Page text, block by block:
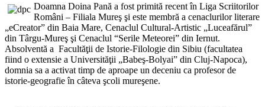
Doamna Doina Pană a fost primită recent în Liga Scriitorilor
Români – Filiala Mureş şi este membră a cenaclurilor literare
„eCreator” din Baia Mare, Cenaclul Cultural-Artistic „Luceafărul”
din Târgu-Mureş şi Cenaclul “Serile Meteorei” din Iernut.
Absolventă a Facultăţii de Istorie-Filologie din Sibiu (facultatea
fiind o extensie a Universităţii „Babeş-Bolyai” din Cluj-Napoca),
domnia sa a activat timp de aproape un deceniu ca profesor de
istorie-geografie în câteva şcoli mureşene.